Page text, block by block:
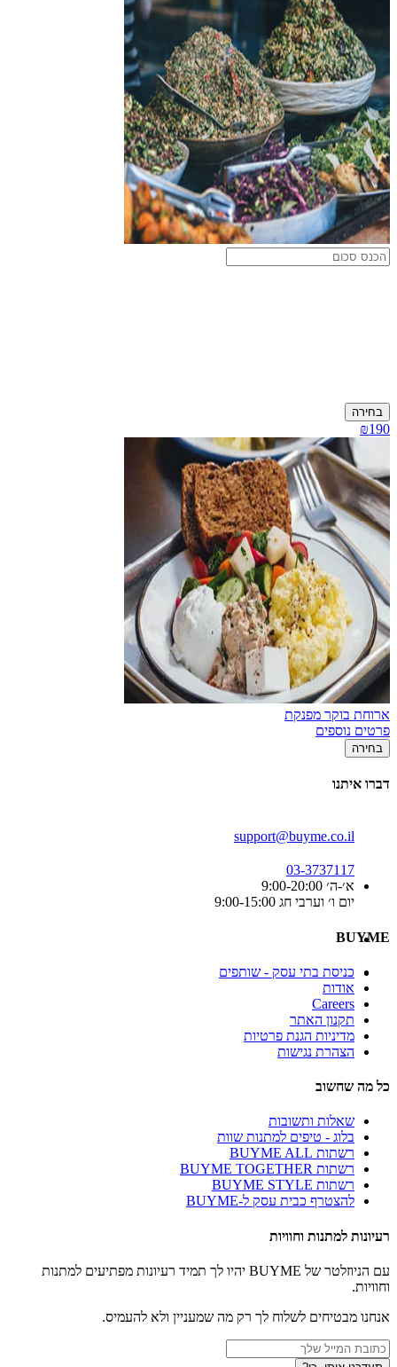
בחירה
₪190
ארוחת בוקר מפנקת
פרטים נוספים
בחירה
דברו איתנו
support@buyme.co.il
03-3737117
א׳-ה׳ 9:00-20:00
יום ו׳ וערבי חג 9:00-15:00
BUYME
כניסת בתי עסק - שותפים
אודות
Careers
תקנון האתר
מדיניות הגנת פרטיות
הצהרת נגישות
כל מה שחשוב
שאלות ותשובות
בלוג - טיפים למתנות שוות
רשתות BUYME ALL
רשתות BUYME TOGETHER
רשתות BUYME STYLE
להצטרף כבית עסק ל-BUYME
רעיונות למתנות וחוויות
עם הניוזלטר של BUYME יהיו לך תמיד רעיונות מפתיעים למתנות
וחוויות.
אנחנו מבטיחים לשלוח לך רק מה שמעניין ולא להעמיס.